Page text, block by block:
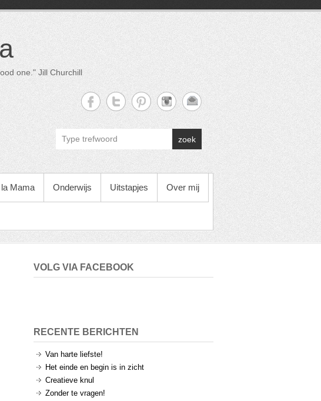
one." Jill Churchill
zoek
Mama Onderwijs Uitstapjes Over mij
VOLG VIA FACEBOOK
RECENTE BERICHTEN
Van harte liefste!
Het einde en begin is in zicht
Creatieve knul
Zonder te vragen!